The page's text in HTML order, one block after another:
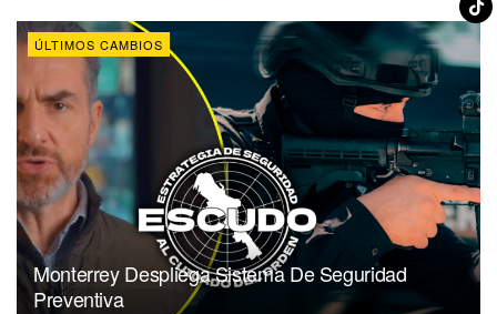
ÚLTIMOS CAMBIOS
Monterrey Despliega Sistema De Seguridad
Preventiva